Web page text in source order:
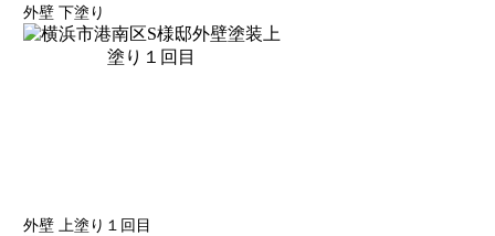
外壁 下塗り
外壁 上塗り１回目